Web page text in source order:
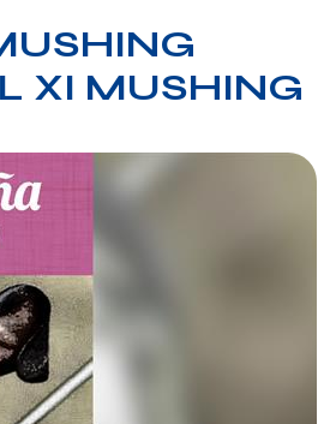
XI MUSHING